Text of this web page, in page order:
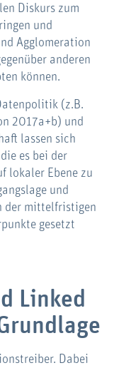
Diskurs zum
und
Agglomeration
anderen
können.
(z.B.
2017a+b) und
lassen sich
es bei der
lokaler Ebene zu
und
der mittelfristigen
gesetzt
Linked
Dabei